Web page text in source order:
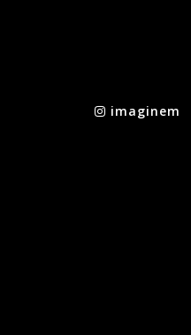
imaginem